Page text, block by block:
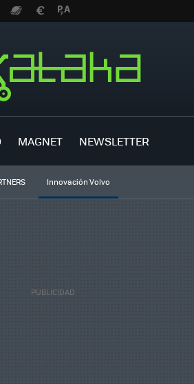
MAGNET NEWSLETTER
Innovación Volvo